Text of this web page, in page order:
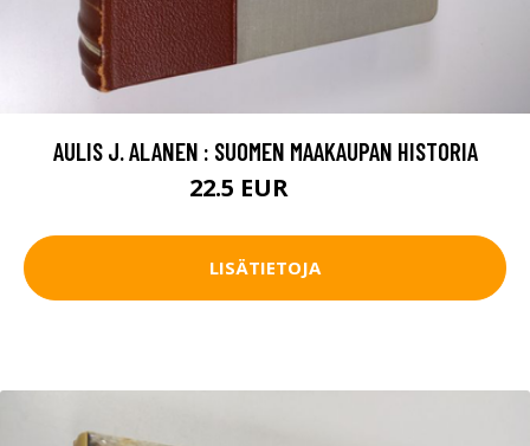
AULIS J. ALANEN : SUOMEN MAAKAUPAN HISTORIA
22.5 EUR
LISÄTIETOJA